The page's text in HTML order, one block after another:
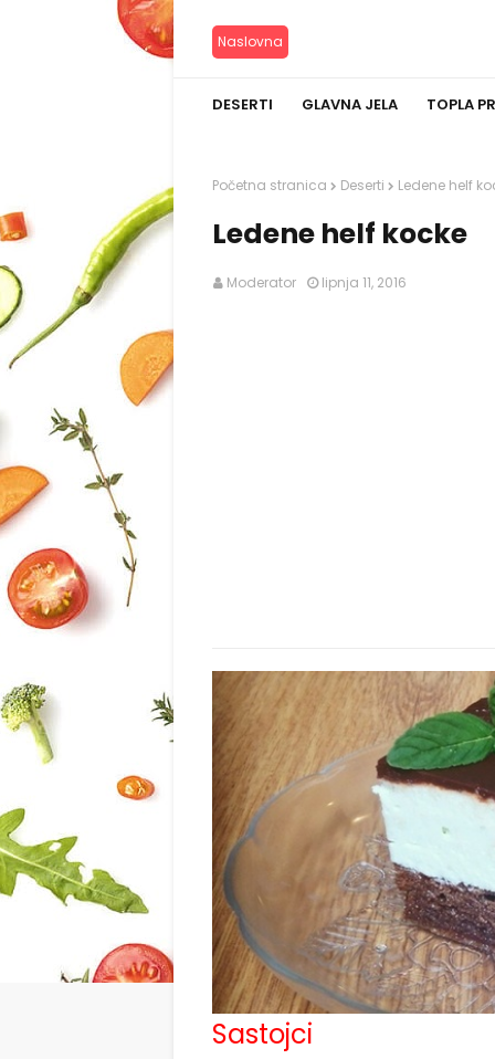
Naslovna
DESERTI GLAVNA JELA TOPLA
Početna stranica Deserti Ledene helf
Ledene helf kocke
Moderator lipnja 11, 2016
Sastojci